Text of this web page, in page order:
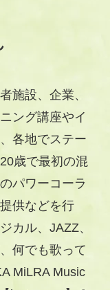
施設、企業、
ング講座やイ
各地でステー
歳で最初の混
パワーコーラ
供などを行
カル、JAZZ、
何でも歌って
MiLRA Music